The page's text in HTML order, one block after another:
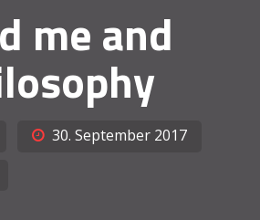
me and
30. September 2017